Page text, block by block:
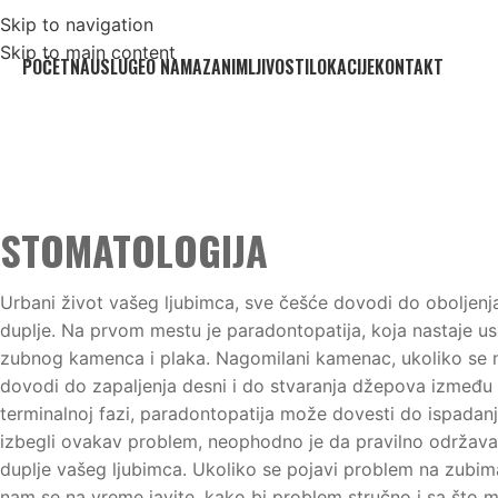
Skip to navigation
Skip to main content
POČETNAUSLUGEO NAMAZANIMLJIVOSTILOKACIJEKONTAKT
STOMATOLOGIJA
Urbani život vašeg ljubimca, sve češće dovodi do
duplje. Na prvom mestu je paradontopatija, koja nastaje
zubnog kamenca i plaka. Nagomilani kamenac, ukoliko se
dovodi do zapaljenja desni i do stvaranja džepova između
terminalnoj fazi, paradontopatija može dovesti do
izbegli ovakav problem, neophodno je da pravilno
duplje vašeg ljubimca. Ukoliko se pojavi problem na